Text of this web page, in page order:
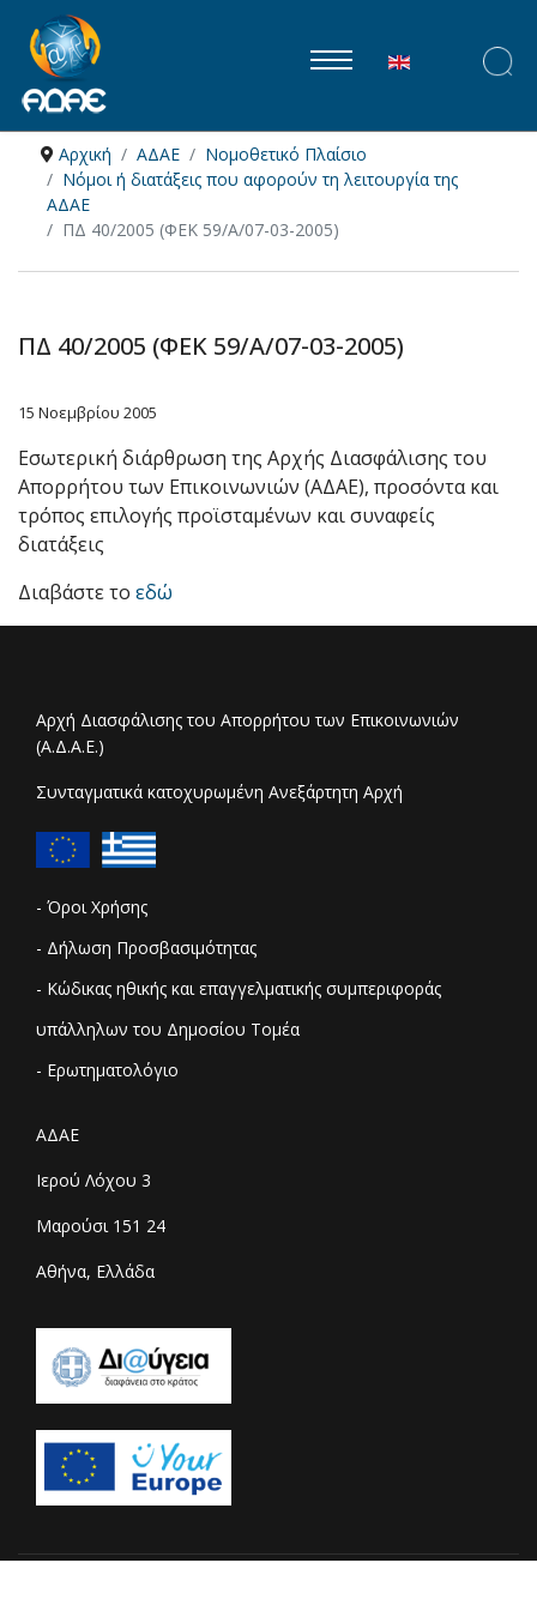
Επιλέξτε τη
Αρχική ΑΔΑΕ
Νομοθετικό Πλαίσιο
Νόμοι ή διατάξεις που αφορούν τη λειτουργία της
ΑΔΑΕ
ΠΔ 40/2005 (ΦΕΚ 59/A/07-03-2005)
ΠΔ 40/2005 (ΦΕΚ 59/A/07-03-2005)
15 Νοεμβρίου 2005
Εσωτερική διάρθρωση της Αρχής Διασφάλισης του
Απορρήτου των Επικοινωνιών (ΑΔΑΕ), προσόντα και
τρόπος επιλογής προϊσταμένων και συναφείς
διατάξεις
Διαβάστε το εδώ
Αρχή Διασφάλισης του Απορρήτου των Επικοινωνιών
(Α.Δ.Α.Ε.)
Συνταγματικά κατοχυρωμένη Ανεξάρτητη Αρχή
- Όροι Χρήσης
- Δήλωση Προσβασιμότητας
- Κώδικας ηθικής και επαγγελματικής συμπεριφοράς
υπάλληλων του Δημοσίου Τομέα
- Ερωτηματολόγιο
ΑΔΑΕ
Ιερού Λόχου 3
Μαρούσι 151 24
Αθήνα, Ελλάδα